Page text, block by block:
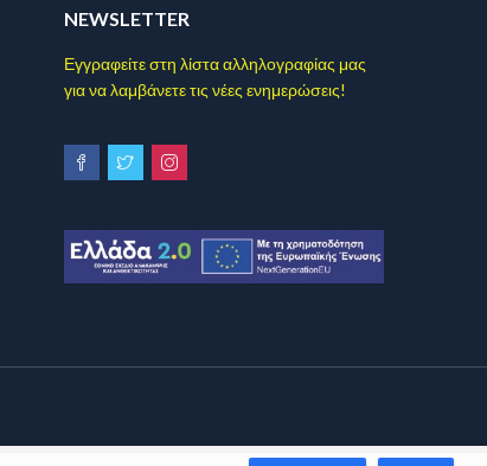
NEWSLETTER
Εγγραφείτε στη λίστα αλληλογραφίας μας
για να λαμβάνετε τις νέες ενημερώσεις!